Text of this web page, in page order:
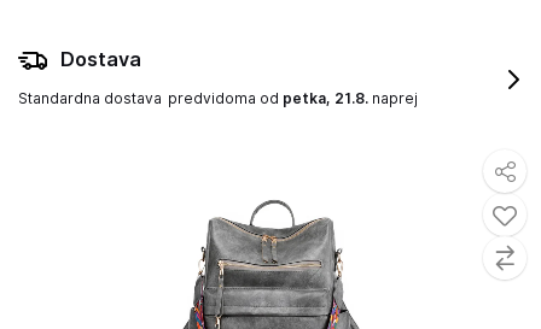
Dostava
Standardna dostava predvidoma od petka, 21.8. naprej